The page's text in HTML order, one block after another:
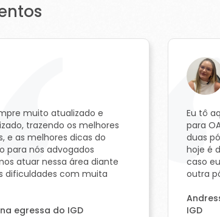
muito atualizado e
trazendo os melhores
e as melhores dicas do
para nós advogados
atuar nessa área diante
dificuldades com muita
egressa do IGD
Eu tô
para
duas
hoje é
caso
outra
IGD